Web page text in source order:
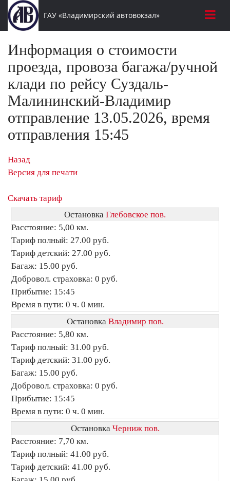
ГАУ «Владимирский автовокзал»
Информация о стоимости
проезда, провоза багажа/ручной
клади по рейсу Суздаль-
Малининский-Владимир
отправление 13.05.2026, время
отправления 15:45
Назад
Версия для печати
Скачать тариф
Остановка Глебовское пов.
Расстояние: 5,00 км.
Тариф полный: 27.00 руб.
Тариф детский: 27.00 руб.
Багаж: 15.00 руб.
Добровол. страховка: 0 руб.
Прибытие: 15:45
Время в пути: 0 ч. 0 мин.
Остановка Владимир пов.
Расстояние: 5,80 км.
Тариф полный: 31.00 руб.
Тариф детский: 31.00 руб.
Багаж: 15.00 руб.
Добровол. страховка: 0 руб.
Прибытие: 15:45
Время в пути: 0 ч. 0 мин.
Остановка Черниж пов.
Расстояние: 7,70 км.
Тариф полный: 41.00 руб.
Тариф детский: 41.00 руб.